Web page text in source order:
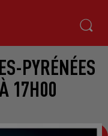
PYRÉNÉES
17H00